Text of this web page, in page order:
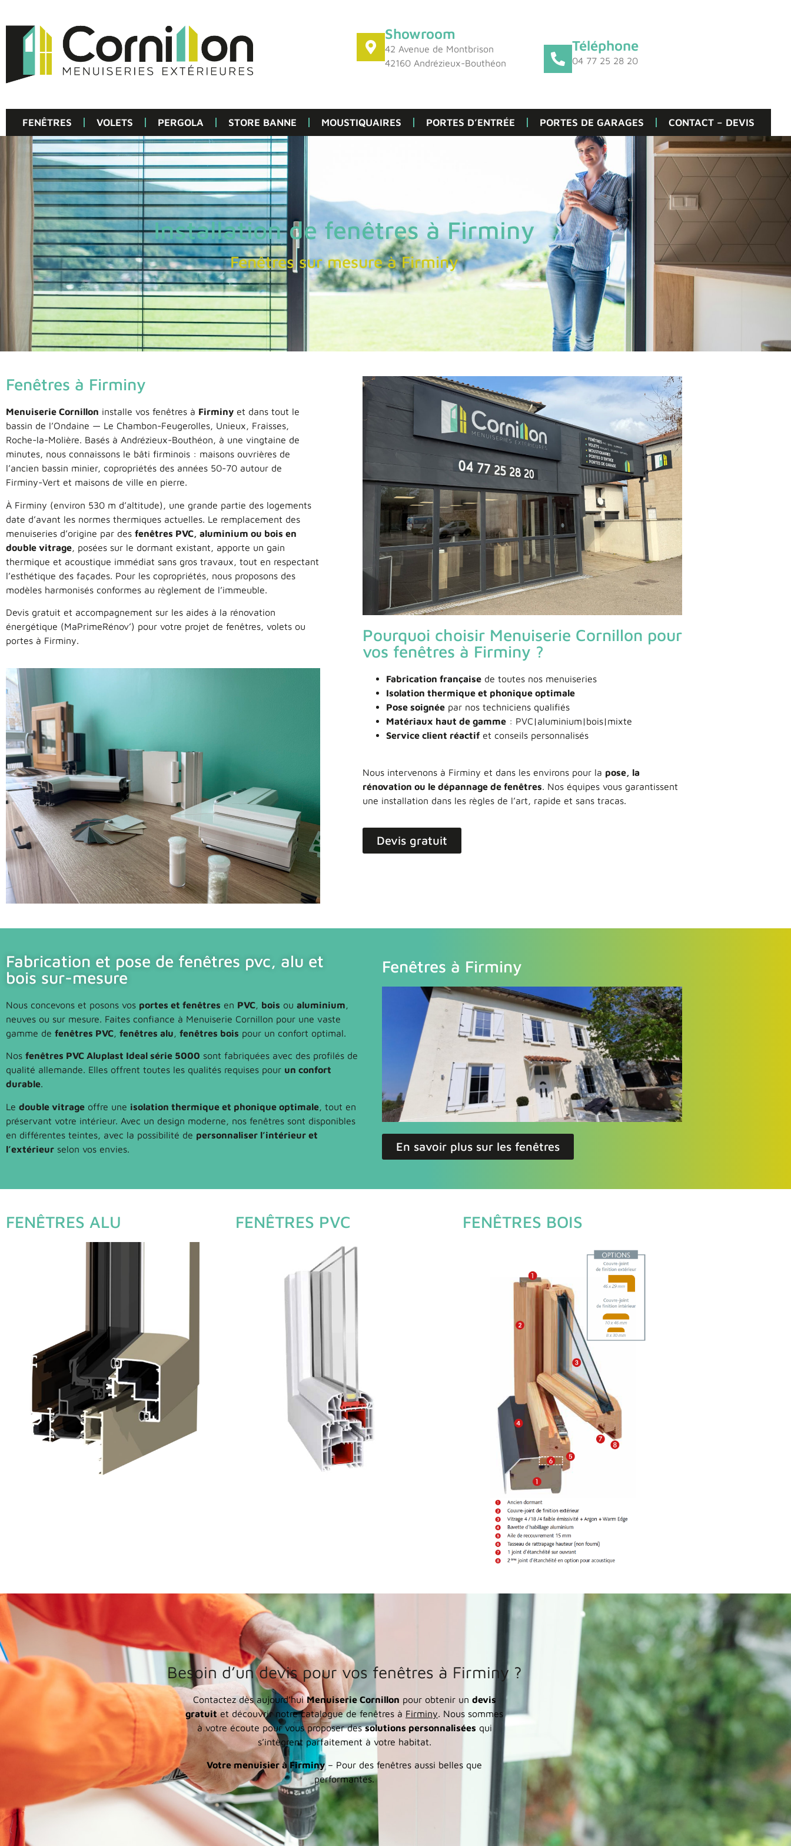
Showroom
42 Avenue de Montbrison
42160 Andrézieux-Bouthéon
Téléphone
04 77 25 28 20
FENÊTRES VOLETS PERGOLA STORE BANNE MOUSTIQUAIRES PORTES D’ENTRÉE PORTES DE GARAGES CONTACT – DEVIS
Installation de fenêtres à Firminy
Fenêtres sur mesure à Firminy
Fenêtres à Firminy
Menuiserie Cornillon installe vos fenêtres à Firminy et dans tout le
bassin de l’Ondaine — Le Chambon-Feugerolles, Unieux, Fraisses,
Roche-la-Molière. Basés à Andrézieux-Bouthéon, à une vingtaine de
minutes, nous connaissons le bâti firminois : maisons ouvrières de
l’ancien bassin minier, copropriétés des années 50-70 autour de
Firminy-Vert et maisons de ville en pierre.
À Firminy (environ 530 m d’altitude), une grande partie des logements
date d’avant les normes thermiques actuelles. Le remplacement des
menuiseries d’origine par des fenêtres PVC, aluminium ou bois en
double vitrage, posées sur le dormant existant, apporte un gain
thermique et acoustique immédiat sans gros travaux, tout en respectant
l’esthétique des façades. Pour les copropriétés, nous proposons des
modèles harmonisés conformes au règlement de l’immeuble.
Devis gratuit et accompagnement sur les aides à la rénovation
énergétique (MaPrimeRénov’) pour votre projet de fenêtres, volets ou
portes à Firminy.
Pourquoi choisir Menuiserie Cornillon pour
vos fenêtres à Firminy ?
Fabrication françaisede toutes nos menuiseries
Isolation thermique et phonique optimale
Pose soignéepar nos techniciens qualifiés
Matériaux haut de gamme: PVC|aluminium|bois|mixte
Service client réactifet conseils personnalisés
Nous intervenons à Firminy et dans les environs pour la pose, la
rénovation ou le dépannage de fenêtres. Nos équipes vous garantissent
une installation dans les règles de l’art, rapide et sans tracas.
Devis gratuit
Fabrication et pose de fenêtres pvc, alu et
bois sur-mesure
Nous concevons et posons vos portes et fenêtres en PVC, bois ou aluminium,
neuves ou sur mesure. Faites confiance à Menuiserie Cornillon pour une vaste
gamme de fenêtres PVC, fenêtres alu, fenêtres bois pour un confort optimal.
Nos fenêtres PVC Aluplast Ideal série 5000 sont fabriquées avec des profilés de
qualité allemande. Elles offrent toutes les qualités requises pour un confort
durable.
Le double vitrage offre une isolation thermique et phonique optimale, tout en
préservant votre intérieur. Avec un design moderne, nos fenêtres sont disponibles
en différentes teintes, avec la possibilité de personnaliser l’intérieur et
l’extérieur selon vos envies.
Fenêtres à Firminy
En savoir plus sur les fenêtres
FENÊTRES ALU FENÊTRES PVC FENÊTRES BOIS
Besoin d’un devis pour vos fenêtres à Firminy ?
Contactez dès aujourd’huiMenuiserie Cornillon pour obtenir un devis
gratuitet découvrir notre catalogue de fenêtres à Firminy. Nous sommes
à votre écoute pour vous proposer dessolutions personnalisées qui
s’intègrent parfaitement à votre habitat.
Votre menuisier à Firminy– Pour des fenêtres aussi belles que
performantes.